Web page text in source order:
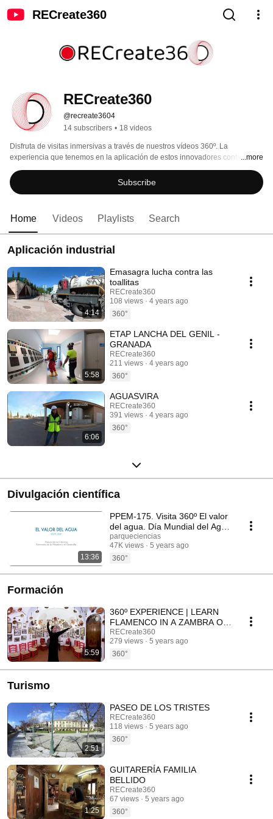
RECreate360
RECreate360
@recreate3604
14 subscribers • 18 videos
Disfruta de visitas inmersivas a través de nuestros vídeos 360º. La
experiencia que tenemos en la aplicación de estos innovadores contenidos
a diferentes sectores productivos nos permite afrontar cualquier tipo de
proyecto. Y tú, ¿a qué aplicarías un V360?
...more
Subscribe
Home Videos Playlists Search
Aplicación industrial
4:14
Emasagra lucha contra las
toallitas
RECreate360
108 views
4 years ago
360°
5:58
ETAP LANCHA DEL GENIL -
GRANADA
RECreate360
211 views
4 years ago
360°
6:06
AGUASVIRA
RECreate360
391 views
4 years ago
360°
Divulgación científica
13:36
PPEM-175. Visita 360º El valor
del agua. Día Mundial del Agua
(2021)
parqueciencias
47K views
5 years ago
360°
Formación
5:59
360º EXPERIENCE | LEARN
FLAMENCO IN A ZAMBRA OF
GRANADA
RECreate360
279 views
5 years ago
360°
Turismo
2:51
PASEO DE LOS TRISTES
RECreate360
118 views
5 years ago
360°
1:25
GUITARERÍA FAMILIA
BELLIDO
RECreate360
67 views
5 years ago
360°